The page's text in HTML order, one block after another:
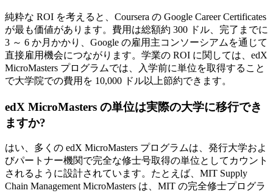
純粋な ROI を考えると、Coursera の Google Career Certificates
が最も価値があります。費用は総額約 300 ドル、完了までに
3 ～ 6 か月かかり、Google の雇用主コンソーシアムを通じて
直接雇用機会につながります。学業の ROI に関しては、edX
MicroMasters プログラムでは、入学前に単位を取得すること
で大学院での費用を 10,000 ドル以上節約できます。
edX MicroMasters の単位は実際の大学に移行でき
ますか?
はい、多くの edX MicroMasters プログラムは、発行大学およ
びパートナー機関で完全な修士号取得の単位としてカウント
されるように設計されています。たとえば、MIT Supply
Chain Management MicroMasters は、MIT の完全修士プログラ